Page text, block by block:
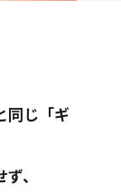
同じ「ギ
、